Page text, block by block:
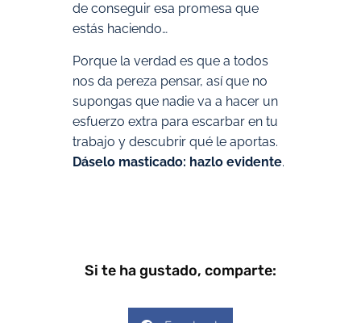
de conseguir esa promesa que
estás haciendo…
Porque la verdad es que a todos
nos da pereza pensar, así que no
supongas que nadie va a hacer un
esfuerzo extra para escarbar en tu
trabajo y descubrir qué le aportas.
Dáselo masticado: hazlo evidente.
Si te ha gustado, comparte: